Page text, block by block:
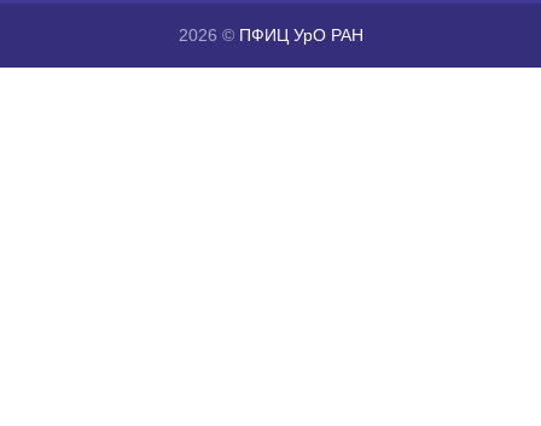
2026 © ПФИЦ УрО РАН